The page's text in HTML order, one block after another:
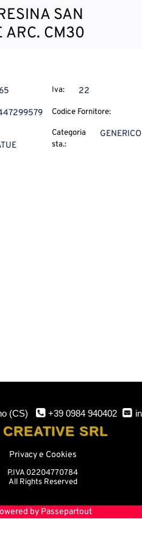
SAN
ARC. CM30
Iva: 22
Codice Fornitore:
Categoria
sta.:
GENERICO
(CS) +39 0984 940402
CREATIVE SRL
Privacy e Cookies
P.IVA 02204770784
All Rights Reserved
by Passepartout